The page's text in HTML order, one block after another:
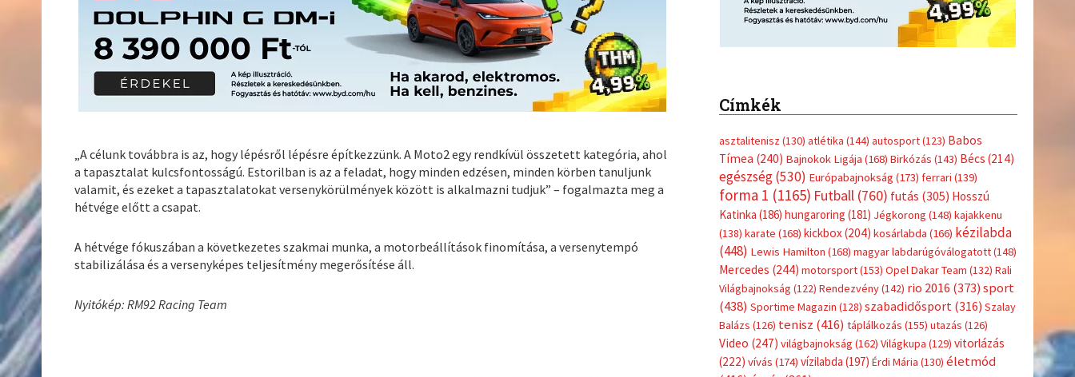
„A célunk továbbra is az, hogy lépésről lépésre építkezzünk. A Moto2 egy rendkívül összetett kategória, ahol
a tapasztalat kulcsfontosságú. Estorilban is az a feladat, hogy minden edzésen, minden körben tanuljunk
valamit, és ezeket a tapasztalatokat versenykörülmények között is alkalmazni tudjuk” – fogalmazta meg a
hétvége előtt a csapat.
A hétvége fókuszában a következetes szakmai munka, a motorbeállítások finomítása, a versenytempó
stabilizálása és a versenyképes teljesítmény megerősítése áll.
Nyitókép: RM92 Racing Team
Címkék
asztalitenisz (130) atlétika (144) autosport(123) Babos
Tímea (240) Bajnokok Ligája (168) Birkózás (143) Bécs (214)
egészség(530) Európabajnokság (173) ferrari (139)
forma 1 (1165) Futball(760) futás (305) Hosszú
Katinka (186) hungaroring (181) Jégkorong (148) kajakkenu
(138) karate (168) kickbox(204) kosárlabda (166) kézilabda
(448) Lewis Hamilton (168) magyar labdarúgóválogatott(148)
Mercedes (244) motorsport(153) Opel Dakar Team (132) Rali
Világbajnokság (122) Rendezvény(142) rio 2016 (373) sport
(438) Sportime Magazin (128) szabadidősport (316) Szalay
Balázs (126) tenisz (416) táplálkozás (155) utazás (126)
Video (247) világbajnokság (162) Világkupa (129) vitorlázás
(222) vívás (174) vízilabda (197) Érdi Mária (130) életmód